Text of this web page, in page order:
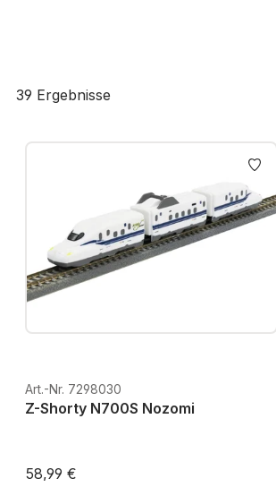
39 Ergebnisse
Art.-Nr. 7298030
Z-Shorty N700S Nozomi
58,99 €